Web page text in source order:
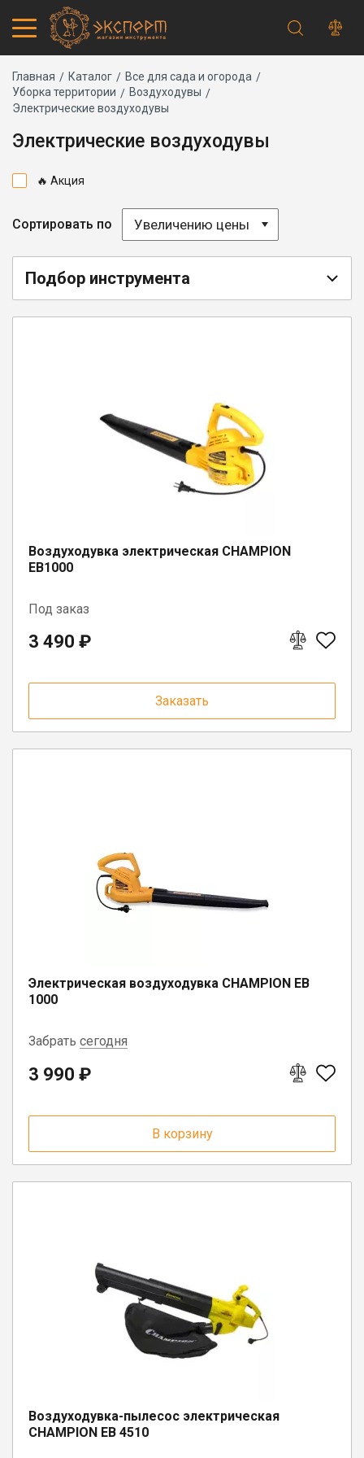
Каталог товаров
Запчасти
Акции
Основная
Адреса магазинов
Самовывоз
Правила работы
Плановое техническое обслуживание
Предпродажная подготовка
Строка
навигации
Главная Каталог
Все для сада и огорода
Уборка территории
Воздуходувы
Электрические воздуходувы
Электрические воздуходувы
🔥 Акция
Сортировать по Увеличению цены
Подбор инструмента
Воздуходувка электрическая CHAMPION
EB1000
Под заказ
3 490 ₽
Заказать
Электрическая воздуходувка CHAMPION EB
1000
Забрать сегодня
г. Вологда, ул. Саммера, д. 23
3 990 ₽
В корзину
Воздуходувка-пылесос электрическая
CHAMPION ЕВ 4510